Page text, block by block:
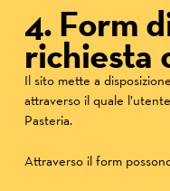
4. Form
richiesta
Il sito mette a
attraverso il quale
Pasteria.
Attraverso il form